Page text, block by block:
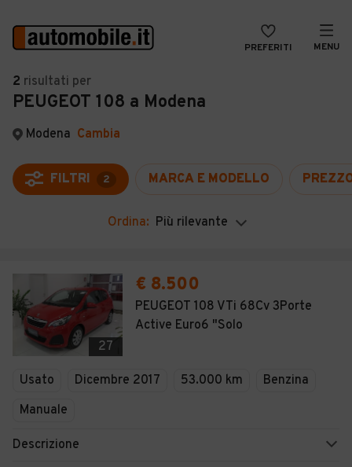
PREFERITI MENU
Auto
Auto usate
Auto Km 0
Auto Nuove
Noleggio a lungo termine
Moto
Camper
Veicoli Commerciali
VENDI
MAGAZINE
ACCEDI
2 risultati per
PEUGEOT 108 a Modena
Modena Cambia
FILTRI 2 MARCA E MODELLO
Ordina: Più rilevante
27
€ 8.500
PEUGEOT 108 VTi 68Cv 3Porte
Active Euro6 "Solo
Usato Dicembre 2017 53.000 km
Benzina
Manuale
Descrizione